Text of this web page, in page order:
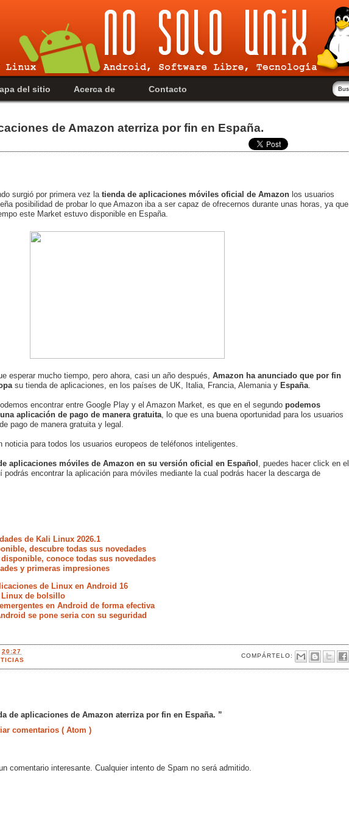
del sitio Acerca de Contacto
de Amazon aterriza por fin en España.
surgió por primera vez la tienda de aplicaciones móviles oficial de Amazon los usuarios
posibilidad de probar lo que Amazon iba a ser capaz de ofrecernos durante unas horas, ya que
este Market estuvo disponible en España.
esperar mucho tiempo, pero ahora, casi un año después, Amazon ha anunciado que por fin
su tienda de aplicaciones, en los países de UK, Italia, Francia, Alemania y España
encontrar entre Google Play y el Amazon Market, es que en el segundo podemos
aplicación de pago de manera gratuita , lo que es una buena oportunidad para los usuarios
pago de manera gratuita y legal.
noticia para todos los usuarios europeos de teléfonos inteligentes.
aplicaciones móviles de Amazon en su versión oficial en Español , puedes hacer click en el
podrás encontrar la aplicación para móviles mediante la cual podrás hacer la descarga de
de Kali Linux 2026.1
descubre todas sus novedades
conoce todas sus novedades
y primeras impresiones
de Linux en Android 16
Linux de bolsillo
en Android de forma efectiva
se pone seria con su seguridad
20:27
COMPÁRTELO:
de aplicaciones de Amazon aterriza por fin en España. ”
comentarios ( Atom )
comentario interesante. Cualquier intento de Spam no será admitido.